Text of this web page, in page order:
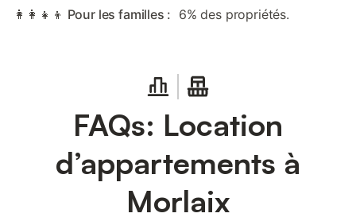
👩‍👩‍👧‍👦 Pour les familles : 6% des propriétés.
FAQs: Location
d’appartements à
Morlaix